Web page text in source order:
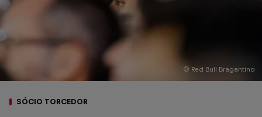
© Red Bull Bragantino
SÓCIO TORCEDOR